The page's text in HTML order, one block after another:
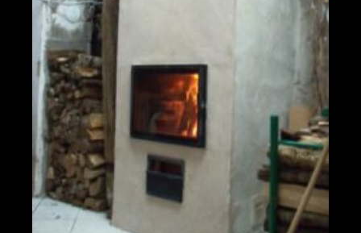
oxalis L
PDM Oxalibre XL avec sortie des
fumées vers le bas
Valleraugue 30570